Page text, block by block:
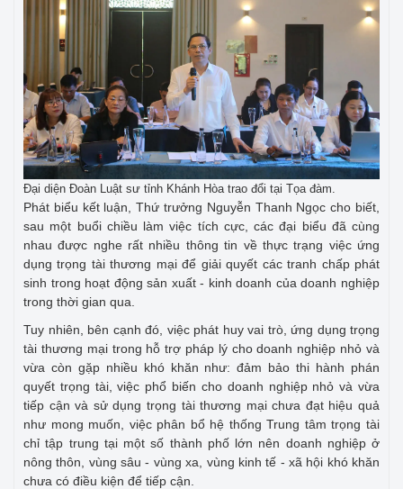
Đại diện Đoàn Luật sư tỉnh Khánh Hòa trao đổi tại Tọa đàm.
Phát biểu kết luận, Thứ trưởng Nguyễn Thanh Ngọc cho biết,
sau một buổi chiều làm việc tích cực, các đại biểu đã cùng
nhau được nghe rất nhiều thông tin về thực trạng việc ứng
dụng trọng tài thương mại để giải quyết các tranh chấp phát
sinh trong hoạt động sản xuất - kinh doanh của doanh nghiệp
trong thời gian qua.
Tuy nhiên, bên cạnh đó, việc phát huy vai trò, ứng dụng trọng
tài thương mại trong hỗ trợ pháp lý cho doanh nghiệp nhỏ và
vừa còn gặp nhiều khó khăn như: đảm bảo thi hành phán
quyết trọng tài, việc phổ biến cho doanh nghiệp nhỏ và vừa
tiếp cận và sử dụng trọng tài thương mại chưa đạt hiệu quả
như mong muốn, việc phân bổ hệ thống Trung tâm trọng tài
chỉ tập trung tại một số thành phố lớn nên doanh nghiệp ở
nông thôn, vùng sâu - vùng xa, vùng kinh tế - xã hội khó khăn
chưa có điều kiện để tiếp cận.